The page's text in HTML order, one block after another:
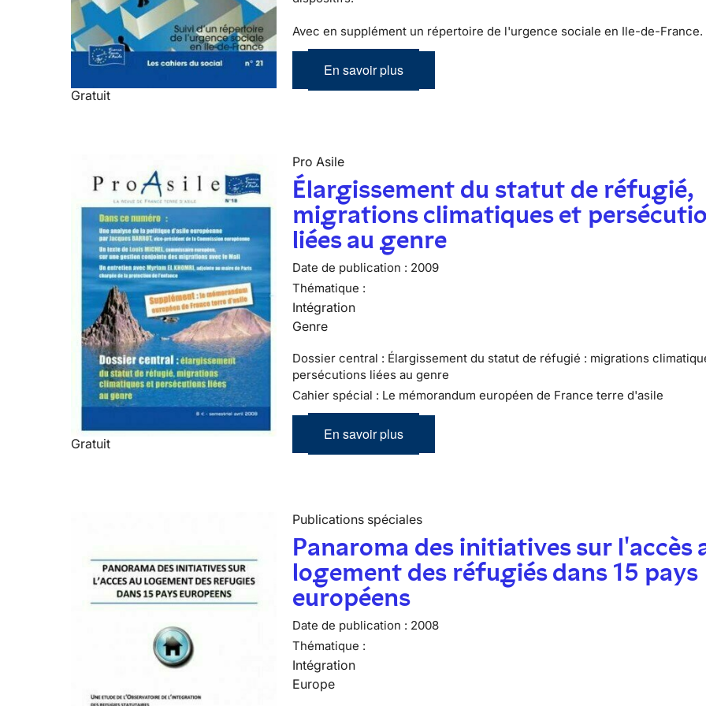
Gratuit
Avec en supplément un répertoire de l'urgence sociale en Ile-de-France.
En savoir plus
Gratuit
Pro Asile
Élargissement du statut de réfugié,
migrations climatiques et
liées au genre
Date de publication : 2009
Thématique :
Intégration
Genre
Dossier central : Élargissement du statut de réfugié : migrations
persécutions liées au genre
Cahier spécial : Le mémorandum européen de France terre d'asile
En savoir plus
Publications spéciales
Panaroma des initiatives sur l'accès
logement des réfugiés dans 15 pays
européens
Date de publication : 2008
Thématique :
Intégration
Europe